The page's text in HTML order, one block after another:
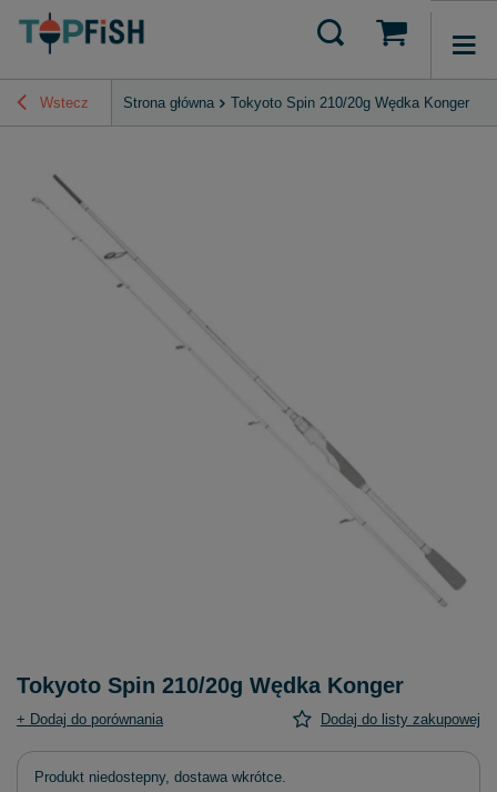
Wstecz Strona główna Tokyoto Spin 210/20g Wędka Konger
Tokyoto Spin 210/20g Wędka Konger
+ Dodaj do porównania Dodaj do listy zakupowej
Produkt niedostepny, dostawa wkrótce